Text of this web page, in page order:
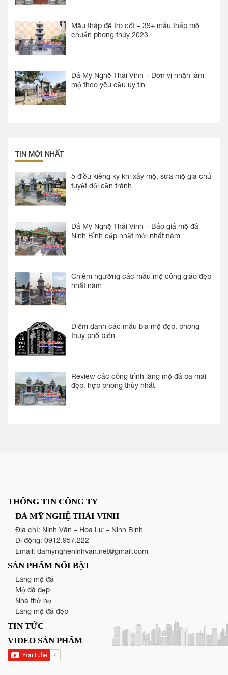
Mẫu tháp để tro cốt – 39+ mẫu tháp mộ
chuẩn phong thủy 2023
Đá Mỹ Nghệ Thái Vinh – Đơn vị nhận làm
mộ theo yêu cầu uy tín
TIN MỚI NHẤT
5 điều kiêng kỵ khi xây mộ, sửa mộ gia chủ
tuyệt đối cần tránh
Đá Mỹ Nghệ Thái Vinh – Báo giá mộ đá
Ninh Bình cập nhật mới nhất năm
Chiêm ngưỡng các mẫu mộ công giáo đẹp
nhất năm
Điểm danh các mẫu bia mộ đẹp, phong
thuỷ phổ biến
Review các công trình lăng mộ đá ba mái
đẹp, hợp phong thủy nhất
THÔNG TIN CÔNG TY
ĐÁ MỸ NGHỆ THÁI VINH
Địa chỉ: Ninh Vân – Hoa Lư – Ninh Bình
Di động: 0912.957.222
Email: damyngheninhvan.net@gmail.com
SẢN PHẨM NỔI BẬT
Lăng mộ đá
Mộ đá đẹp
Nhà thờ họ
Lăng mộ đá đẹp
TIN TỨC
VIDEO SẢN PHẨM